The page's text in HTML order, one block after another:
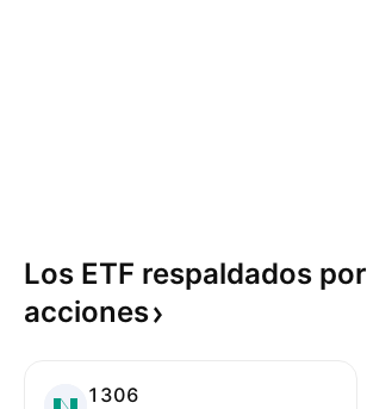
Los ETF respaldados por
acciones
1306